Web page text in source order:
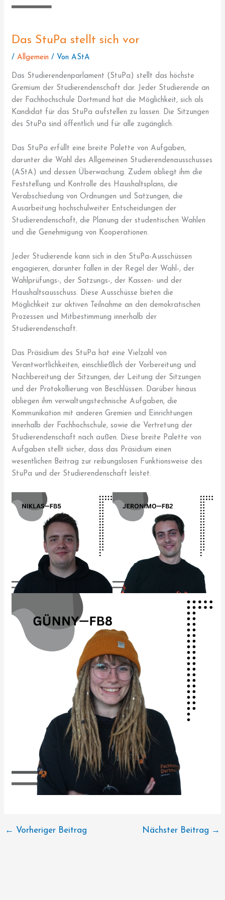
Das StuPa stellt sich vor
/Allgemein / VonAStA
Das Studierendenparlament (StuPa) stellt das höchste
Gremium der Studierendenschaft dar. Jeder Studierende an
der Fachhochschule Dortmund hat die Möglichkeit, sich als
Kandidat für das StuPa aufstellen zu lassen. Die Sitzungen
des StuPa sind öffentlich und für alle zugänglich.
Das StuPa erfüllt eine breite Palette von Aufgaben,
darunter die Wahl des Allgemeinen Studierendenausschusses
(AStA) und dessen Überwachung. Zudem obliegt ihm die
Feststellung und Kontrolle des Haushaltsplans, die
Verabschiedung von Ordnungen und Satzungen, die
Ausarbeitung hochschulweiter Entscheidungen der
Studierendenschaft, die Planung der studentischen Wahlen
und die Genehmigung von Kooperationen.
Jeder Studierende kann sich in den StuPa-Ausschüssen
engagieren, darunter fallen in der Regel der Wahl-, der
Wahlprüfungs-, der Satzungs-, der Kassen- und der
Haushaltsausschuss. Diese Ausschüsse bieten die
Möglichkeit zur aktiven Teilnahme an den demokratischen
Prozessen und Mitbestimmung innerhalb der
Studierendenschaft.
Das Präsidium des StuPa hat eine Vielzahl von
Verantwortlichkeiten, einschließlich der Vorbereitung und
Nachbereitung der Sitzungen, der Leitung der Sitzungen
und der Protokollierung von Beschlüssen. Darüber hinaus
obliegen ihm verwaltungstechnische Aufgaben, die
Kommunikation mit anderen Gremien und Einrichtungen
innerhalb der Fachhochschule, sowie die Vertretung der
Studierendenschaft nach außen. Diese breite Palette von
Aufgaben stellt sicher, dass das Präsidium einen
wesentlichen Beitrag zur reibungslosen Funktionsweise des
StuPa und der Studierendenschaft leistet.
← Vorheriger Beitrag Nächster Beitrag →